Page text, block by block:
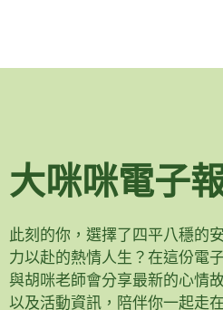
大咪咪電子
此刻的你，選擇了四平八穩的
力以赴的熱情人生？在這份電
與胡咪老師會分享最新的心情
以及活動資訊，陪伴你一起走